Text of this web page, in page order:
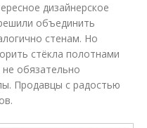
Жалюзи для
пластиковых окон
дизайнерское
объединить
стенам. Но
стёкла полотнами
обязательно
Продавцы с радостью